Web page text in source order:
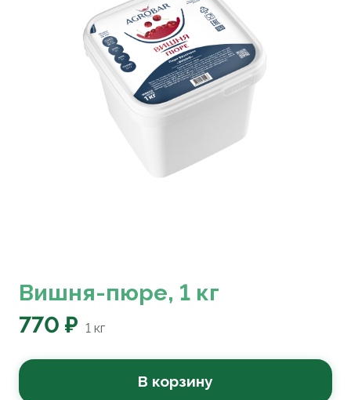
Вишня-пюре, 1 кг
770 ₽ 1 кг
В корзину